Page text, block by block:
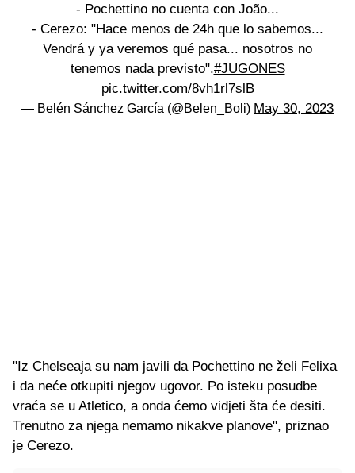
- Pochettino no cuenta con João...
- Cerezo: "Hace menos de 24h que lo sabemos...
Vendrá y ya veremos qué pasa... nosotros no
tenemos nada previsto".#JUGONES
pic.twitter.com/8vh1rl7slB
— Belén Sánchez García (@Belen_Boli) May 30, 2023
"Iz Chelseaja su nam javili da Pochettino ne želi Felixa
i da neće otkupiti njegov ugovor. Po isteku posudbe
vraća se u Atletico, a onda ćemo vidjeti šta će desiti.
Trenutno za njega nemamo nikakve planove", priznao
je Cerezo.